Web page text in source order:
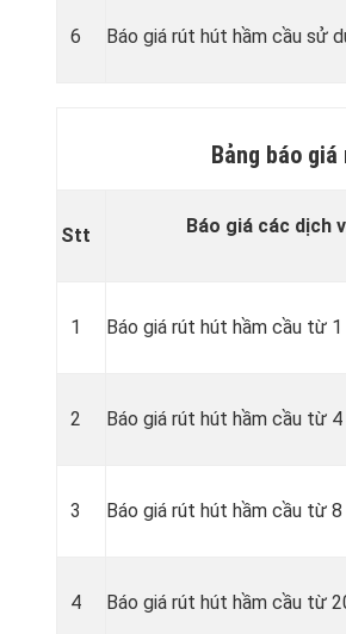
6 Báo giá rút hút hầm cầu sử
Bảng báo
Stt Báo giá các dịch
1 Báo giá rút hút hầm cầu từ
2 Báo giá rút hút hầm cầu từ
3 Báo giá rút hút hầm cầu từ
4 Báo giá rút hút hầm cầu từ